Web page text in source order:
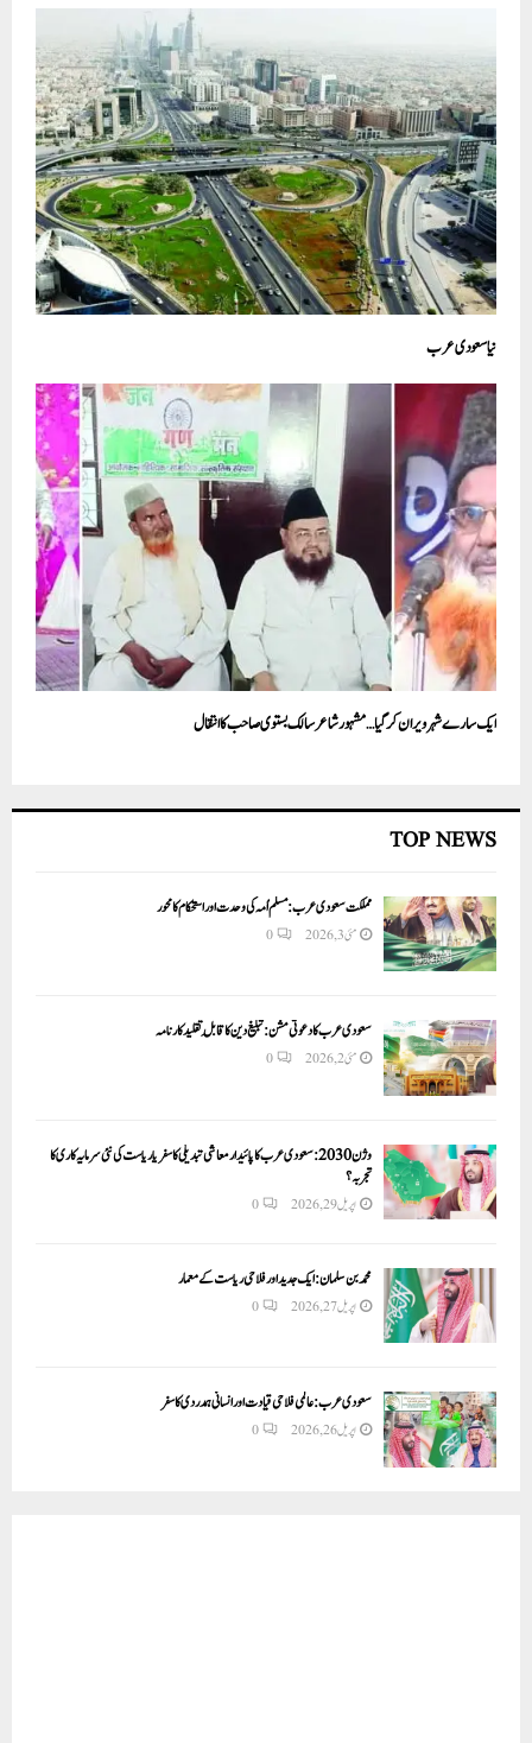
نیا سعودی عرب
ایک سارے شہر ویران کر گیا…مشہور شاعر سالک بستوی صاحب کا انتقال
TOP NEWS
مملکت سعودی عرب: مسلم اُمہ کی وحدت اور استحکام کا محور
مئی 3, 2026 0
سعودی عرب کا دعوتی مشن: تبلیغ دین کا قابلِ تقلید کارنامہ
مئی 2, 2026 0
وژن 2030:سعودی عرب کا پائیدار معاشی تبدیلی کا سفر یا ریاست کی نئی سرمایہ کاری کا
تجربہ؟
اپریل 29, 2026 0
محمد بن سلمان: ایک جدید اور فلاحی ریاست کے معمار
اپریل 27, 2026 0
سعودی عرب: عالمی فلاحی قیادت اور انسانی ہمدردی کا سفر
اپریل 26, 2026 0